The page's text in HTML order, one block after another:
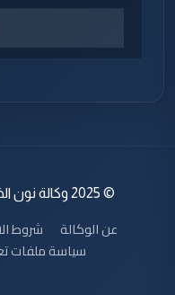
© 2025 وكالة نون الخبرية. جميع الحقوق محفوظة.
عن الوكالة شروط
سياسة ملفات